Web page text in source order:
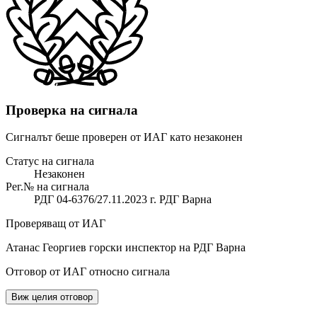
Проверка на сигнала
Сигналът беше проверен от ИАГ като незаконен
Статус на сигнала
Незаконен
Рег.№ на сигнала
РДГ 04-6376/27.11.2023 г. РДГ Варна
Проверяващ от ИАГ
Атанас Георгиев горски инспектор на РДГ Варна
Отговор от ИАГ относно сигнала
Виж целия отговор